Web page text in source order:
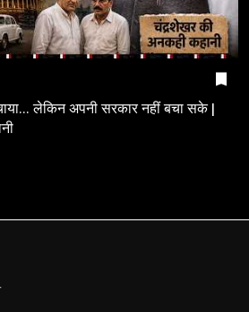
लेकिन अपनी सरकार नहीं बचा सके |